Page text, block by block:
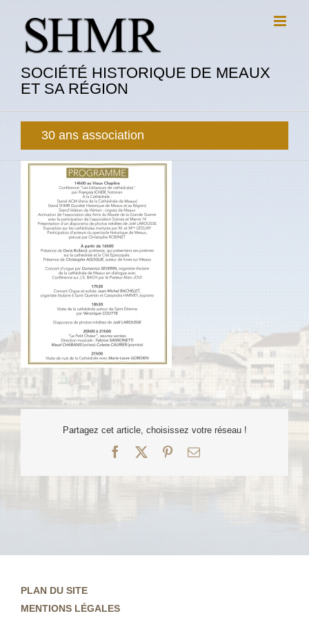
contenu
SOCIÉTÉ HISTORIQUE DE MEAUX
ET SA RÉGION
30 ans association
Partagez cet article, choisissez votre réseau !
Facebook PinterestEmail
PLAN DU SITE
MENTIONS LÉGALES